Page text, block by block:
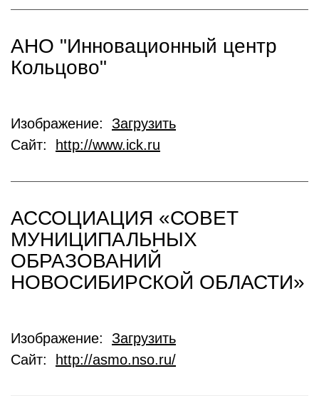
АНО "Инновационный центр
Кольцово"
Изображение: Загрузить
Сайт:
http://www.ick.ru
АССОЦИАЦИЯ «СОВЕТ
МУНИЦИПАЛЬНЫХ
ОБРАЗОВАНИЙ
НОВОСИБИРСКОЙ ОБЛАСТИ»
Изображение: Загрузить
Сайт:
http://asmo.nso.ru/